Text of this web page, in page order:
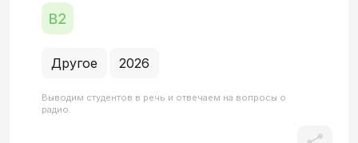
Другое 2026
Выводим студентов в речь и отвечаем на вопросы о
радио.